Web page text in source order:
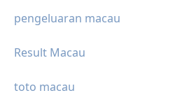
pengeluaran macau
Result Macau
toto macau